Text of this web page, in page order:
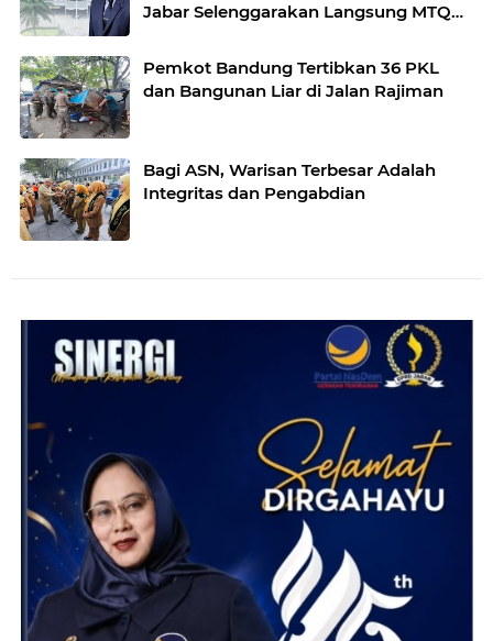
Jabar Selenggarakan Langsung MTQ
Pemkot Bandung Tertibkan 36 PKL
dan Bangunan Liar di Jalan Rajiman
Bagi ASN, Warisan Terbesar Adalah
Integritas dan Pengabdian